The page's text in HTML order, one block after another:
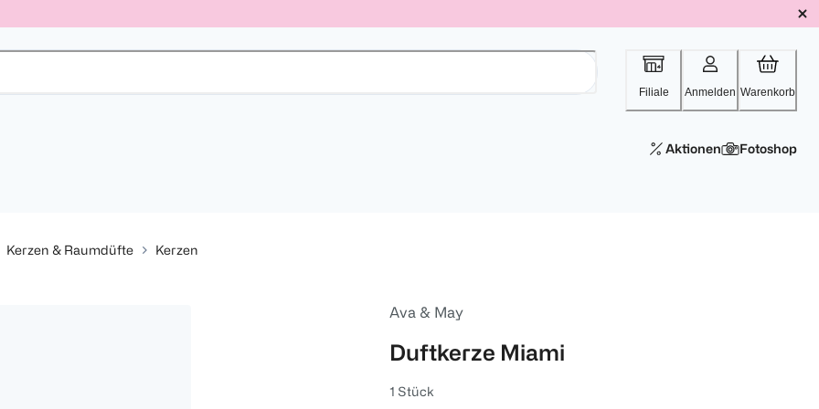
Filiale Anmelden Warenkorb
Aktionen Fotoshop
Kerzen & Raumdüfte Kerzen
Ava & May
Duftkerze Miami
1 Stück